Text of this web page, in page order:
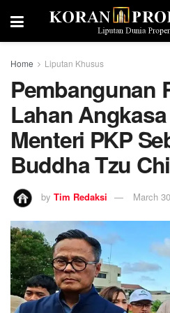
Home Liputan Khusus
Pembangunan
Lahan
Menteri PKP
Buddha Tzu
by Tim Redaksi March